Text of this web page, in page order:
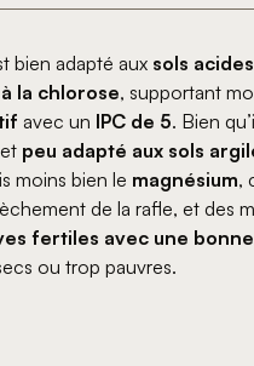
bien adapté aux sols
la chlorose, supportant
avec un IPC de 5. Bien
et peu adapté aux sols
moins bien le magnésium,
de la rafle, et des
fertiles avec une
ou trop pauvres.